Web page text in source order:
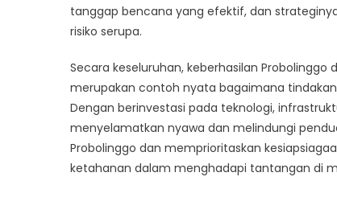
tanggap bencana yang efektif, dan
risiko serupa.
Secara keseluruhan, keberhasilan
merupakan contoh nyata bagaimana
Dengan berinvestasi pada teknologi,
menyelamatkan nyawa dan melindungi
Probolinggo dan memprioritaskan
ketahanan dalam menghadapi tantangan di